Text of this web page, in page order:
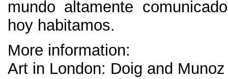
mundo altamente
hoy habitamos.
More information:
Art in London: Doig and Munoz